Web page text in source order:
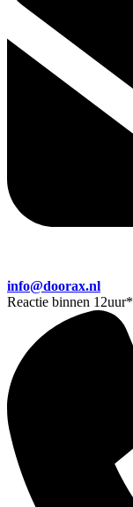
info@doorax.nl
Reactie binnen 12uur*